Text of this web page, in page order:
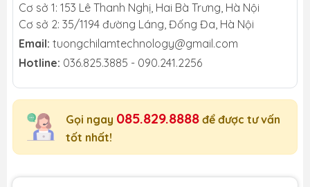
Cơ sở 1: 153 Lê Thanh Nghị, Hai Bà Trưng, Hà Nội
Cơ sở 2: 35/1194 đường Láng, Đống Đa, Hà Nội
Email: tuongchilamtechnology@gmail.com
Hotline: 036.825.3885 - 090.241.2256
Gọi ngay 085.829.8888 để được tư vấn
tốt nhất!